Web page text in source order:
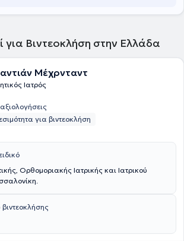
για Βιντεοκλήση στην Ελλάδα
Μέχρνταντ
Ιατρός
για βιντεοκλήση
Ορθομοριακής Ιατρικής και Ιατρικού